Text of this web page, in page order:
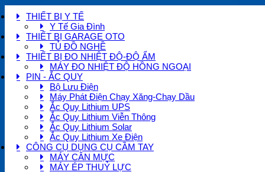
THIẾT BỊ Y TẾ
Y Tế Gia Đình
THIẾT BỊ GARAGE OTO
TỦ ĐỒ NGHỀ
THIẾT BỊ ĐO NHIỆT ĐỘ-ĐỘ ẨM
MÁY ĐO NHIỆT ĐỘ HỒNG NGOẠI
PIN - ẮC QUY
Bộ Lưu Điện
Máy Phát Điện Chạy Xăng-Chạy Dầu
Ắc Quy Lithium UPS
Ắc Quy Lithium Viễn Thông
Ắc Quy Lithium Solar
Ắc Quy Lithium Xe Điện
CÔNG CỤ DỤNG CỤ CẦM TAY
MÁY CÂN MỰC
MÁY ÉP THUỶ LỰC